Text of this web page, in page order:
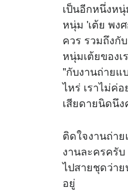
เป็นอีกหนึ่งห
หนุ่ม 'เต้ย พง
ควร รวมถึงกั
หนุ่มเต้ยของ
"กับงานถ่ายแ
ไหร่ เราไม่ค่
เสียดายนิดนึ
ติดใจงานถ่า
งานละครครั
ไปสายชุดว่า
อยู่